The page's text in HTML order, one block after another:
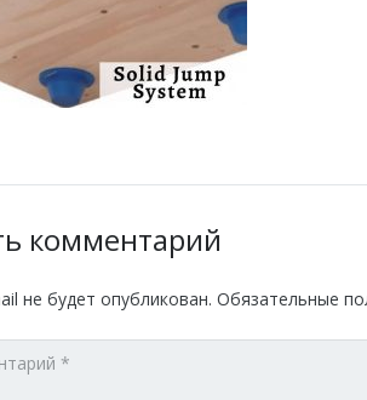
комментарий
не будет опубликован. Обязательные